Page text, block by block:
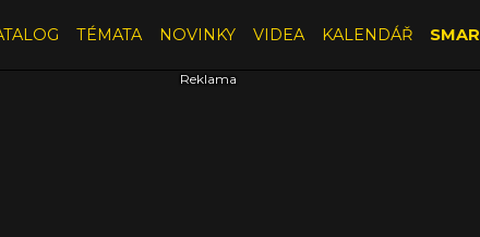
TÉMATA NOVINKY VIDEA KALENDÁŘ